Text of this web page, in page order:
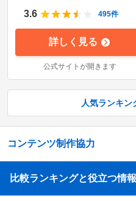
3.6 495件
詳しく見る
公式サイトが開きます
人気ランキン
コンテンツ制作協力
比較ランキングと役立つ情